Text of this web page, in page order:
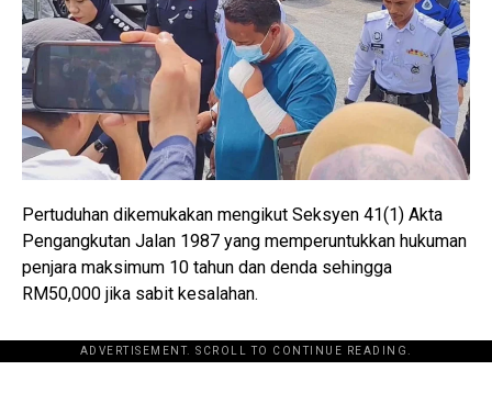
Pertuduhan dikemukakan mengikut Seksyen 41(1) Akta
Pengangkutan Jalan 1987 yang memperuntukkan hukuman
penjara maksimum 10 tahun dan denda sehingga
RM50,000 jika sabit kesalahan.
ADVERTISEMENT. SCROLL TO CONTINUE READING.